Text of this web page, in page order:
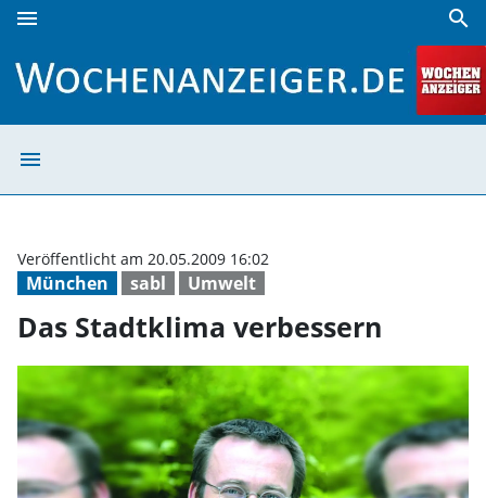
menu search
menu
München sabl Umwelt
Veröffentlicht am 20.05.2009 16:02
Das Stadtklima verbessern